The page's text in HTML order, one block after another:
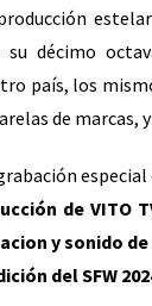
décimo
país, los
de marcas,
de VITO
y sonido
del SFW